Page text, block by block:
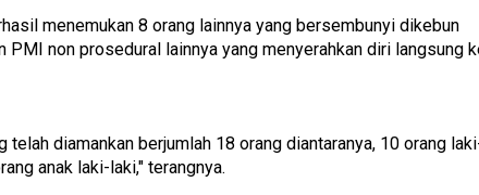
menemukan 8 orang lainnya yang bersembunyi dikebun
PMI non prosedural lainnya yang menyerahkan diri langsung
diamankan berjumlah 18 orang diantaranya, 10 orang
anak laki-laki," terangnya.